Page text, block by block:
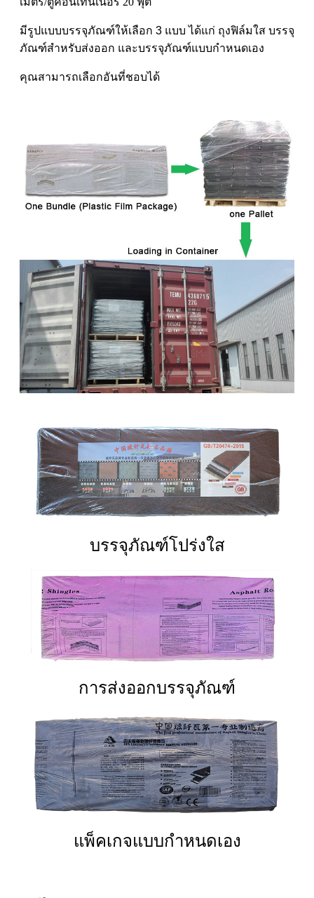
มีรูปแบบบรรจุภัณฑ์ให้เลือก 3 แบบ ได้แก่ ถุงฟิล์มใส บรรจุ
ภัณฑ์สำหรับส่งออก และบรรจุภัณฑ์แบบกำหนดเอง
คุณสามารถเลือกอันที่ชอบได้
บรรจุภัณฑ์โปร่งใส
การส่งออกบรรจุภัณฑ์
แพ็คเกจแบบกำหนดเอง